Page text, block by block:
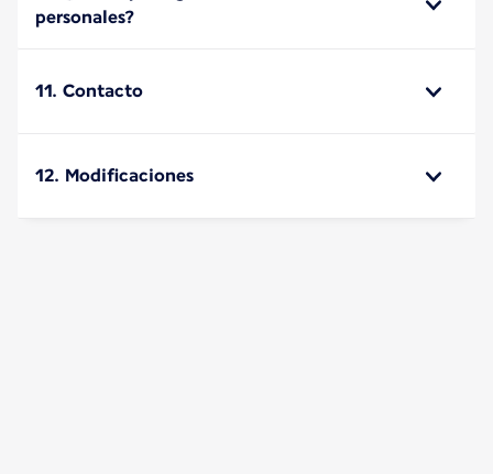
personales?
11. Contacto
12. Modificaciones